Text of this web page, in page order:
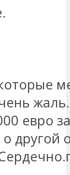
евро
другой